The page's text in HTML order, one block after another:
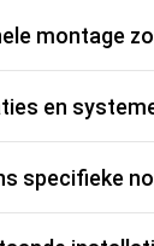
montage
en
specifieke